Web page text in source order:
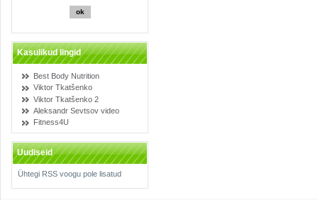
Kasulikud lingid
Best Body Nutrition
Viktor Tkatšenko
Viktor Tkatšenko 2
Aleksandr Sevtsov video
Fitness4U
Uudiseid
Ühtegi RSS voogu pole lisatud